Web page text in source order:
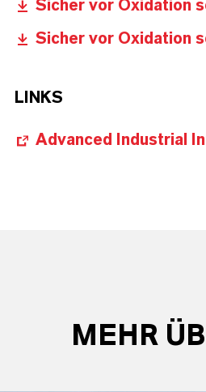
Sicher vor Oxidation
Sicher vor Oxidation
LINKS
Advanced Industrial
MEHR